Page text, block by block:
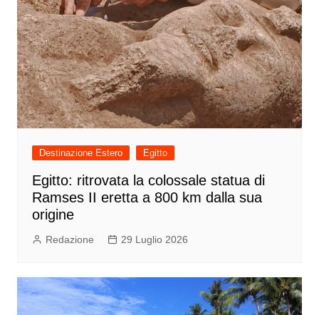
Destinazione Estero Egitto
Egitto: ritrovata la colossale statua di
Ramses II eretta a 800 km dalla sua
origine
Redazione 29 Luglio 2026